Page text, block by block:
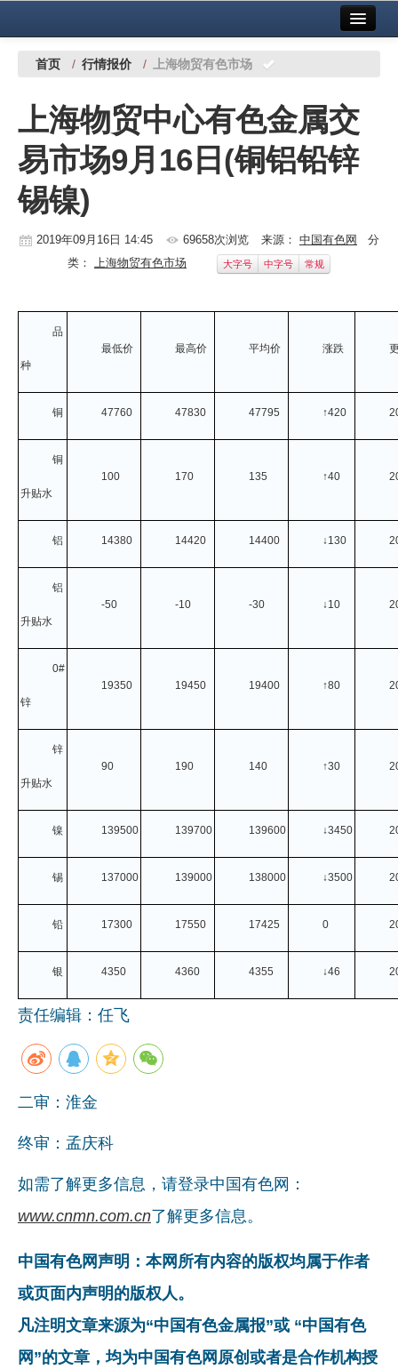
中国有色金属报社主办 广告服务
铜镍铅锌
铝
稀有稀土
有色市场
镁钛
企业文化
《资源再生》杂志
行情报价
数字报
首页 / 行情报价 / 上海物贸有色市场
上海物贸中心有色金属交
易市场9月16日(铜铝铅锌
锡镍)
2019年09月16日 14:45 69658次浏览 来源： 中国有色网
分
类： 上海物贸有色市场 大字号 中字号 常规
品
种
最低价 最高价 平均价 涨跌
铜 47760 47830 47795 ↑420
铜
升贴水
100 170 135 ↑40
铝 14380 14420 14400 ↓130
铝
升贴水
-50 -10 -30 ↓10
0#
锌
19350 19450 19400 ↑80
锌
升贴水
90 190 140 ↑30
镍 139500 139700 139600 ↓3450
锡 137000 139000 138000 ↓3500
铅 17300 17550 17425 0
银 4350 4360 4355 ↓46
责任编辑：任飞
二审：淮金
终审：孟庆科
如需了解更多信息，请登录中国有色网：
www.cnmn.com.cn了解更多信息。
中国有色网声明：本网所有内容的版权均属于作者
或页面内声明的版权人。
凡注明文章来源为“中国有色金属报”或 “中国有色
网”的文章，均为中国有色网原创或者是合作机构授